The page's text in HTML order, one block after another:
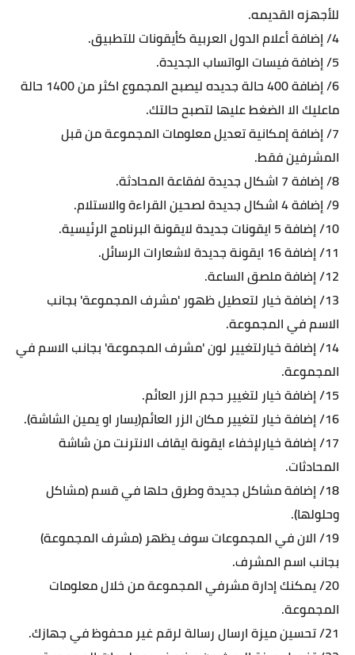
للأجهزه القديمه.
4/ إضافة أعلام الدول العربية كأيقونات للتطبيق.
5/ إضافة فيسات الواتساب الجديدة.
6/ إضافة 400 حالة جديده ليصبح المجموع اكثر من 1400 حالة
ماعليك الا الضغط عليها لتصبح حالتك.
7/ إضافة إمكانية تعديل معلومات المجموعة من قبل
المشرفين فقط.
8/ إضافة 7 اشكال جديدة لفقاعة المحادثة.
9/ إضافة 4 اشكال جديدة لصحين القراءة والاستلام.
10/ إضافة 5 ايقونات جديدة لايقونة البرنامج الرئيسية.
11/ إضافة 16 ايقونة جديدة لاشعارات الرسائل.
12/ إضافة ملصق الساعة.
13/ إضافة خيار لتعطيل ظهور 'مشرف المجموعة' بجانب
الاسم في المجموعة.
14/ إضافة خيارلتغيير لون 'مشرف المجموعة' بجانب الاسم في
المجموعة.
15/ إضافة خيار لتغيير حجم الزر العائم.
16/ إضافة خيار لتغيير مكان الزر العائم(يسار او يمين الشاشة).
17/ إضافة خيارلإخفاء ايقونة ايقاف الانترنت من شاشة
المحادثات.
18/ إضافة مشاكل جديدة وطرق حلها في قسم (مشاكل
وحلولها).
19/ الان في المجموعات سوف يظهر (مشرف المجموعة)
بجانب اسم المشرف.
20/ يمكنك إدارة مشرفي المجموعة من خلال معلومات
المجموعة.
21/ تحسين ميزة ارسال رسالة لرقم غير محفوظ في جهازك.